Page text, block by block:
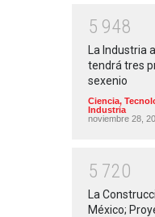
5 948
La Industria
tendrá tres
sexenio
Ciencia,
Industria
noviembre 28,
5 720
La
México;